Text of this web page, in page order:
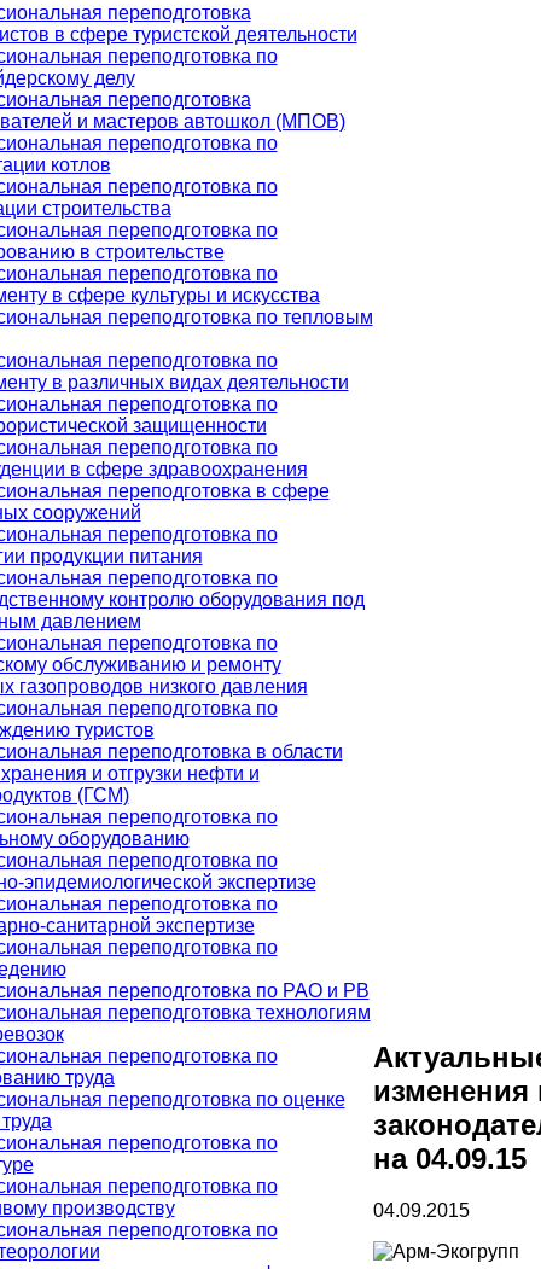
переподготовка
в сфере туристской деятельности
переподготовка по
делу
переподготовка
и мастеров автошкол (МПОВ)
переподготовка по
котлов
переподготовка по
строительства
переподготовка по
в строительстве
переподготовка по
в сфере культуры и искусства
переподготовка по тепловым
переподготовка по
в различных видах деятельности
переподготовка по
защищенности
переподготовка по
в сфере здравоохранения
переподготовка в сфере
сооружений
переподготовка по
продукции питания
переподготовка по
контролю оборудования под
давлением
переподготовка по
обслуживанию и ремонту
газопроводов низкого давления
переподготовка по
туристов
переподготовка в области
и отгрузки нефти и
(ГСМ)
переподготовка по
оборудованию
переподготовка по
эпидемиологической экспертизе
переподготовка по
санитарной экспертизе
переподготовка по
переподготовка по РАО и РВ
переподготовка технологиям
переподготовка по
труда
переподготовка по оценке
переподготовка по
переподготовка по
производству
переподготовка по
изменения
на 04.09.15
04.09.2015